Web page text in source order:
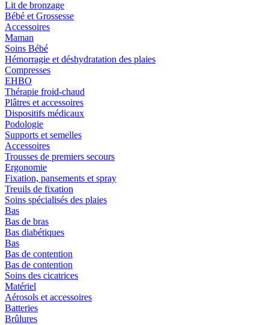
Lit de bronzage
Bébé et Grossesse
Accessoires
Maman
Soins Bébé
Hémorragie et déshydratation des plaies
Compresses
EHBO
Thérapie froid-chaud
Plâtres et accessoires
Dispositifs médicaux
Podologie
Supports et semelles
Accessoires
Trousses de premiers secours
Ergonomie
Fixation, pansements et spray
Treuils de fixation
Soins spécialisés des plaies
Bas
Bas de bras
Bas diabétiques
Bas
Bas de contention
Bas de contention
Soins des cicatrices
Matériel
Aérosols et accessoires
Batteries
Brûlures